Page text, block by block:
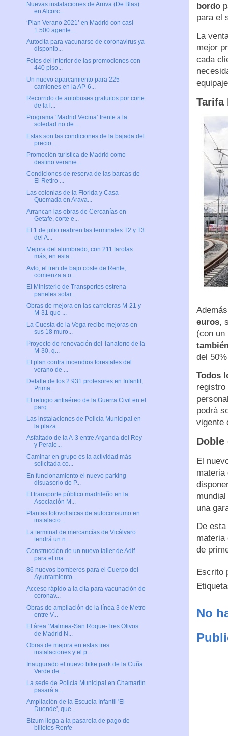
bordo
para el
La
mejor
cada
Tarifa
euros,
(con un
del
Todos
registro
podrá
vigente
El
materia
una
De
materia
de
Escrito
No
Nuevas instalaciones de Arriva (De Blas)
en Alcorc...
‘Plan Verano 2021’ en Madrid con casi
1.500 agente...
Autocita para vacunarse de coronavirus ya
disponib...
Fotos del interior de las promociones con
440 piso...
Un nuevo aparcamiento para 225
camiones en la AP-6...
Recorrido de autobuses gratuitos por corte
de la l...
Programa ‘Madrid Vecina’ frente a la
soledad no de...
Estas son las condiciones de la bajada del
precio ...
Promoción turística de Madrid como
destino veranie...
Condiciones de reserva de las barcas de
El Retiro ...
Las colonias de la Florida y Casa
Quemada en Arava...
Arrancan las obras de Cercanías en
Getafe, corte e...
El 1 de julio reabren las terminales T2 y T3
del A...
Mejora del alumbrado, con 211 farolas
más, en esta...
Avlo, el tren de bajo coste de Renfe,
comienza a o...
El Ministerio de Transportes estrena
paneles solar...
Obras de mejora en las carreteras M-21 y
M-31 que ...
La Cuesta de la Vega recibe mejoras en
sus 18 muro...
Proyecto de renovación del Tanatorio de la
M-30, q...
El plan contra incendios forestales del
verano de ...
Detalle de los 2.931 profesores en Infantil,
Prima...
El refugio antiaéreo de la Guerra Civil en el
parq...
Las instalaciones de Policía Municipal en
la plaza...
Asfaltado de la A-3 entre Arganda del Rey
y Perale...
Caminar en grupo es la actividad más
solicitada co...
En funcionamiento el nuevo parking
disuasorio de P...
El transporte público madrileño en la
Asociación M...
Plantas fotovoltaicas de autoconsumo en
instalacio...
La terminal de mercancías de Vicálvaro
tendrá un n...
Construcción de un nuevo taller de Adif
para el ma...
86 nuevos bomberos para el Cuerpo del
Ayuntamiento...
Acceso rápido a la cita para vacunación de
coronav...
Obras de ampliación de la línea 3 de Metro
entre V...
El área ‘Malmea-San Roque-Tres Olivos’
de Madrid N...
Obras de mejora en estas tres
instalaciones y el p...
Inaugurado el nuevo bike park de la Cuña
Verde de ...
La sede de Policía Municipal en Chamartín
pasará a...
Ampliación de la Escuela Infantil 'El
Duende', que...
Bizum llega a la pasarela de pago de
billetes Renfe